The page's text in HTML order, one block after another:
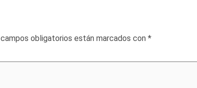
obligatorios están marcados con *